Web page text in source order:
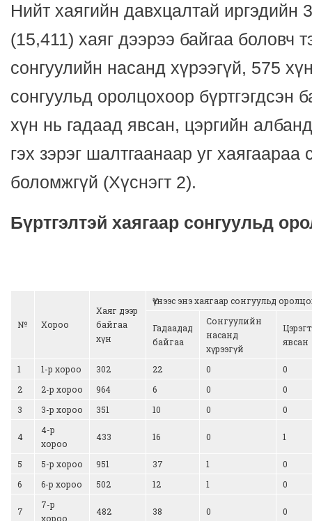
Нийт хаягийн давхцалтай иргэдийн
(15,411) хаяг дээрээ байгаа боловч
сонгуулийн насанд хүрээгүй, 575
сонгуульд оролцохоор бүртгэгдсэн
хүн нь гадаад явсан, цэргийн
гэх зэрэг шалтгаанаар уг хаягаараа
боломжгүй (Хүснэгт 2).
Бүртгэлтэй хаягаар сонгуульд
№ Хороо
Хаяг дээр
байгаа
хүн
Үүнээс энэ хаягаар сонгуульд
Гадаадад
байгаа
Сонгуулийн
насанд
хүрээгүй
Цэрэгт
явсан
1 1-р хороо 302 22 0
0
2
2-р хороо 964 6 0
0
3
3-р хороо 351 10 0 0
4
4-р
хороо
433 16 0 1
5 5-р хороо 951 37 1
0
6
6-р хороо 502 12 1 0
7
7-р
хороо
482 38 0 0